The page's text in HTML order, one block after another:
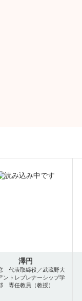
澤円
代表取締役／武蔵野大
トレプレナーシップ学
専任教員（教授）